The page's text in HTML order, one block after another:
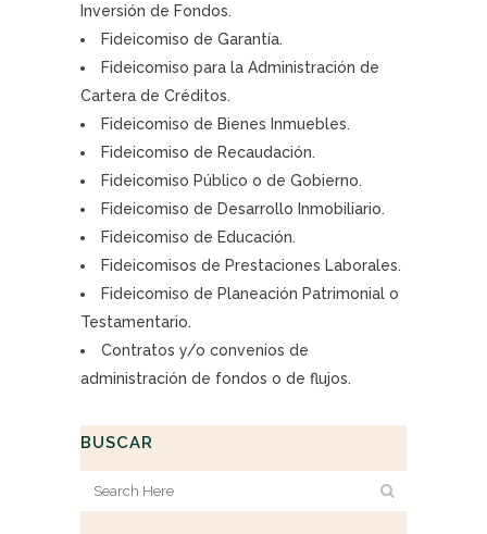
Inversión de Fondos.
Fideicomiso de Garantía.
Fideicomiso para la Administración de
Cartera de Créditos.
Fideicomiso de Bienes Inmuebles.
Fideicomiso de Recaudación.
Fideicomiso Público o de Gobierno.
Fideicomiso de Desarrollo Inmobiliario.
Fideicomiso de Educación.
Fideicomisos de Prestaciones Laborales.
Fideicomiso de Planeación Patrimonial o
Testamentario.
Contratos y/o convenios de
administración de fondos o de flujos.
BUSCAR